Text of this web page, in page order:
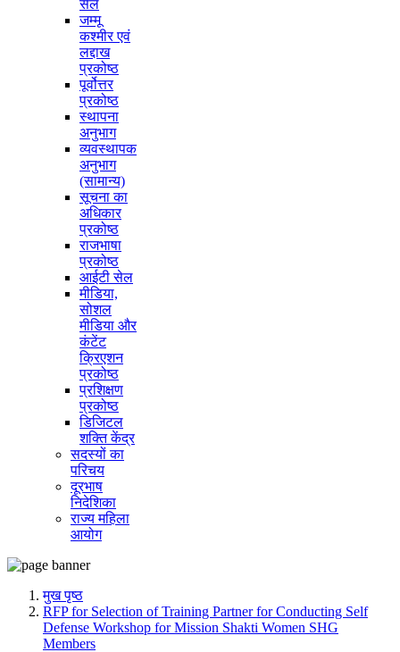
सेल
जम्मू
कश्मीर एवं
लद्दाख
प्रकोष्ठ
पूर्वोत्तर
प्रकोष्ठ
स्थापना
अनुभाग
व्यवस्थापक
अनुभाग
(सामान्य)
सूचना का
अधिकार
प्रकोष्ठ
राजभाषा
प्रकोष्ठ
आईटी सेल
मीडिया,
सोशल
मीडिया और
कंटेंट
क्रिएशन
प्रकोष्ठ
प्रशिक्षण
प्रकोष्ठ
डिजिटल
शक्ति केंद्र
सदस्यों का
परिचय
दूरभाष
निदेशिका
राज्य महिला
आयोग
मुख पृष्ठ
RFP for Selection of Training Partner for Conducting Self
Defense Workshop for Mission Shakti Women SHG
Members